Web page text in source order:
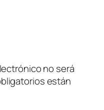
no será
están